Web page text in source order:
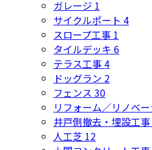
ガレージ 1
サイクルポート 4
スロープ工事 1
タイルデッキ 6
テラス工事4
ドッグラン 2
フェンス 30
リフォーム／リノベ
井戸側撤去・埋設工事
人工芝 12